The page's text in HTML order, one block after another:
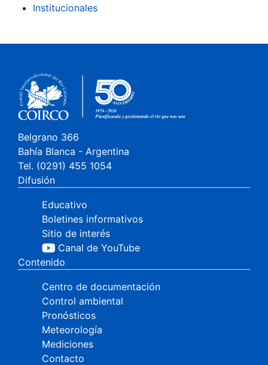
Institucionales
Belgrano 366
Bahía Blanca - Argentina
Tel. (0291) 455 1054
Difusión
Educativo
Boletines informativos
Sitio de interés
Canal de YouTube
Contenido
Centro de documentación
Control ambiental
Pronósticos
Meteorología
Mediciones
Contacto